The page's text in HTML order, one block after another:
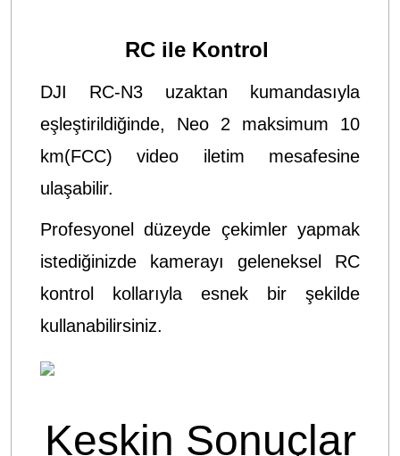
RC ile Kontrol
DJI RC-N3 uzaktan kumandasıyla
eşleştirildiğinde, Neo 2 maksimum 10
km(FCC) video iletim mesafesine
ulaşabilir.
Profesyonel düzeyde çekimler yapmak
istediğinizde kamerayı geleneksel RC
kontrol kollarıyla esnek bir şekilde
kullanabilirsiniz.
Keskin Sonuçlar